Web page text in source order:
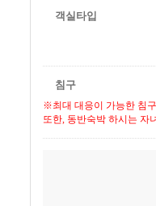
객실타입
침구
※최대 대응이 가능한 침
또한, 동반숙박 하시는 자